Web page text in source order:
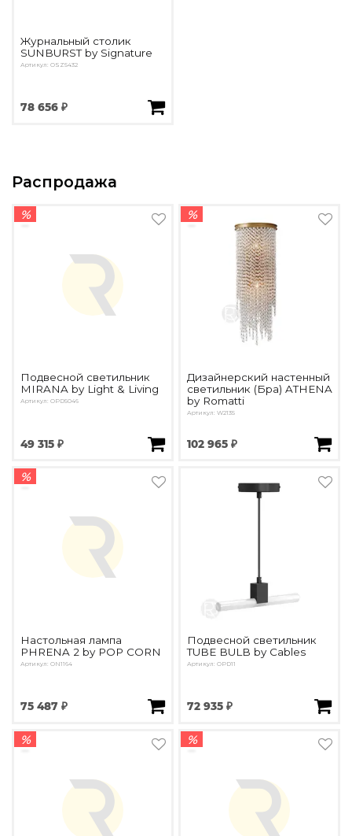
Журнальный столик
SUNBURST by Signature
Артикул: OSZ5432
78 656 ₽
Распродажа
%
Подвесной светильник
MIRANA by Light & Living
Артикул: OPD5046
49 315 ₽
%
Дизайнерский настенный
светильник (Бра) ATHENA
by Romatti
Артикул: W2135
102 965 ₽
%
Настольная лампа
PHRENA 2 by POP CORN
Артикул: ON1164
75 487 ₽
Подвесной светильник
TUBE BULB by Cables
Артикул: OPD11
72 935 ₽
% %